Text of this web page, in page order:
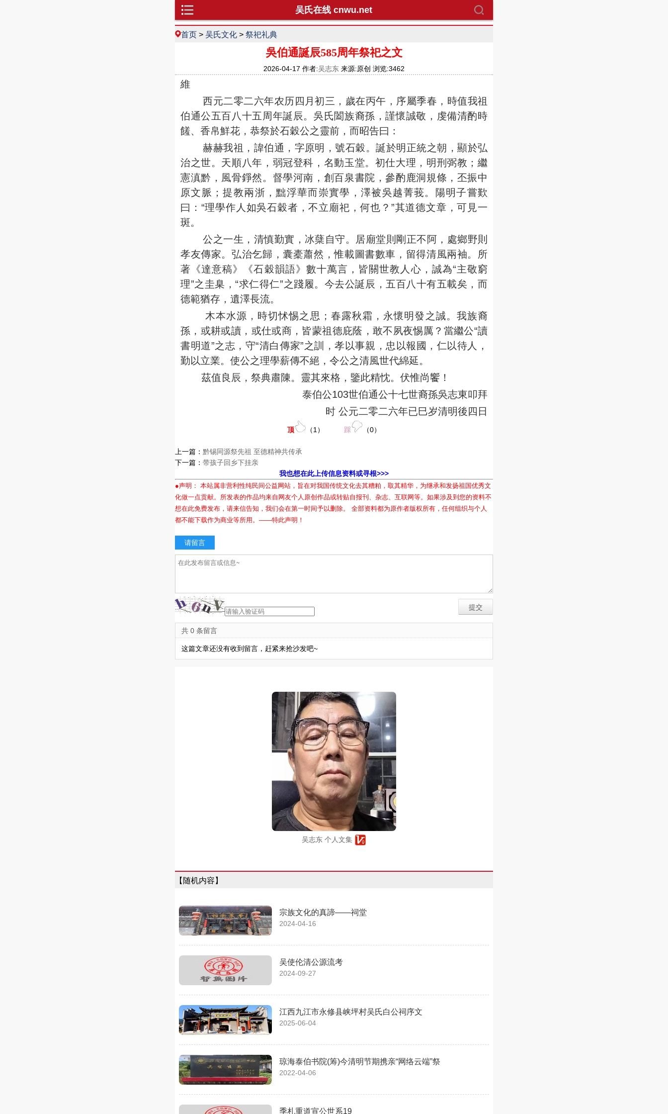
吴氏在线 cnwu.net
首页 > 吴氏文化 > 祭祀礼典
吳伯通誕辰585周年祭祀之文
2026-04-17 作者:吴志东 来源:原创 浏览:3462
維
西元二零二六年农历四月初三，歲在丙午，序屬季春，時值我祖
伯通公五百八十五周年誕辰。吳氏闔族裔孫，謹懷誠敬，虔備清酌時
饈、香帛鮮花，恭祭於石穀公之靈前，而昭告曰：
赫赫我祖，諱伯通，字原明，號石穀。誕於明正統之朝，顯於弘
治之世。天順八年，弱冠登科，名動玉堂。初仕大理，明刑弼教；繼
憲滇黔，風骨錚然。督學河南，創百泉書院，參酌鹿洞規條，丕振中
原文脈；提教兩浙，黜浮華而崇實學，澤被吳越菁莪。陽明子嘗歎
曰：“理學作人如吳石穀者，不立廟祀，何也？”其道德文章，可見一
斑。
公之一生，清慎勤實，冰蘖自守。居廟堂則剛正不阿，處鄉野則
孝友傳家。弘治乞歸，囊橐蕭然，惟載圖書數車，留得清風兩袖。所
著《達意稿》《石穀韻語》數十萬言，皆關世教人心，誠為“主敬窮
理”之圭臬，“求仁得仁”之踐履。今去公誕辰，五百八十有五載矣，而
德範猶存，遺澤長流。
木本水源，時切怵惕之思；春露秋霜，永懷明發之誠。我族裔
孫，或耕或讀，或仕或商，皆蒙祖德庇蔭，敢不夙夜惕厲？當繼公“讀
書明道”之志，守“清白傳家”之訓，孝以事親，忠以報國，仁以待人，
勤以立業。使公之理學薪傳不絕，令公之清風世代綿延。
茲值良辰，祭典肅陳。靈其來格，鑒此精忱。伏惟尚饗！
泰伯公103世伯通公十七世裔孫吳志東叩拜
时 公元二零二六年已巳岁清明後四日
顶 （1 ） 踩 （0）
上一篇： 黔锡同源祭先祖 至德精神共传承
下一篇： 带孩子回乡下挂亲
我也想在此上传信息资料或寻根>>>
●声明： 本站属非营利性纯民间公益网站，旨在对我国传统文化去其糟粕，取其精华，为继承和发扬祖国优秀文
化做一点贡献。所发表的作品均来自网友个人原创作品或转贴自报刊、杂志、互联网等。如果涉及到您的资料不
想在此免费发布，请来信告知，我们会在第一时间予以删除。 全部资料都为原作者版权所有，任何组织与个人
都不能下载作为商业等所用。——特此声明！
请留言
共 0 条留言
这篇文章还没有收到留言，赶紧来抢沙发吧~
吴志东 个人文集
【随机内容】
宗族文化的真諦——祠堂
2024-04-16
吴使伦清公源流考
2024-09-27
江西九江市永修县峡坪村吴氏白公祠序文
2025-06-04
琼海泰伯书院(筹)今清明节期携亲“网络云端”祭
2022-04-06
季札重道宣公世系19